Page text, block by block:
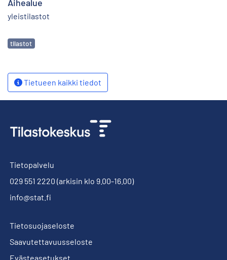
Aihealue
yleistilastot
Avainsanat
tilastot
Tietueen kaikki tiedot
Tietopalvelu
029 551 2220 (arkisin klo 9.00-16.00)
info@stat.fi
Tietosuojaseloste
Saavutettavuusseloste
Evästeasetukset